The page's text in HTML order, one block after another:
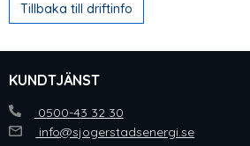
Tillbaka till driftinfo
KUNDTJÄNST
0500-43 32 30
info@sjogerstadsenergi.se